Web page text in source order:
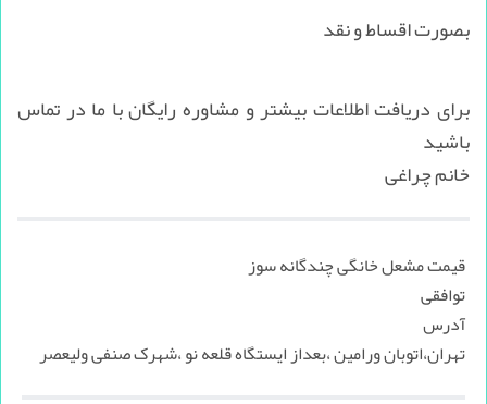
بصورت اقساط و نقد
برای دریافت اطلاعات بیشتر و مشاوره رایگان با ما در تماس
باشید
خانم چراغی
قیمت مشعل خانگی چندگانه سوز
توافقی
آدرس
تهران،اتوبان ورامین ،بعداز ایستگاه قلعه نو ،شهرک صنفی ولیعصر